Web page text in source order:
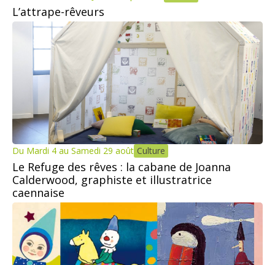
L’attrape-rêveurs
Du Mardi 4 au Samedi 29 août Culture
Le Refuge des rêves : la cabane de Joanna
Calderwood, graphiste et illustratrice
caennaise